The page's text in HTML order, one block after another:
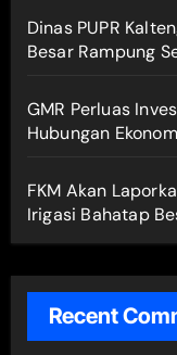
Dinas PUPR
Besar Rampung
GMR Perluas
Hubungan
FKM Akan
Irigasi Bahatap
Recent